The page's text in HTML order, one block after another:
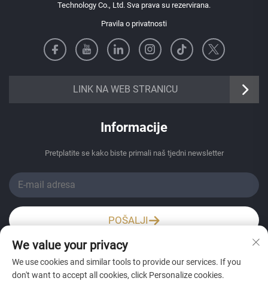
Technology Co., Ltd. Sva prava su rezervirana.
Pravila o privatnosti
LINK NA WEB STRANICU
https://senangbz.en.alibaba.com
Informacije
Pretplatite se kako biste primali naš tjedni newsletter
POŠALJI
Wechat / Whatsapp
We value your privacy
We use cookies and similar tools to provide our services. If you
don't want to accept all cookies, click Personalize cookies.